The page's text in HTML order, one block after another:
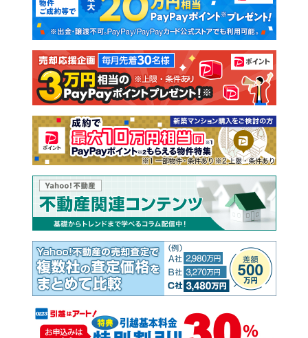
新築一戸建て 中古一戸建て
注文住宅 土地
売却査定